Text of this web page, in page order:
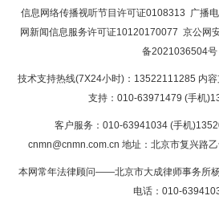
信息网络传播视听节目许可证0108313 广播
网新闻信息服务许可证10120170077 京公网
备2021036504号
技术支持热线(7X24小时)：13522111285 内
支持：010-63971479 (手机
客户服务：010-63941034 (手机
cnmn@cnmn.com.cn 地址：北京市复兴路
本网常年法律顾问——北京市大成律师事务所
电话：010-